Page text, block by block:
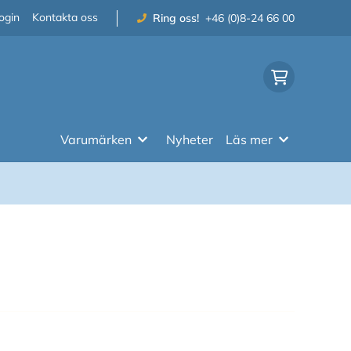
Kontakta oss Ring oss! +46 (0)8-24 66 00
Varumärken Nyheter Läs mer